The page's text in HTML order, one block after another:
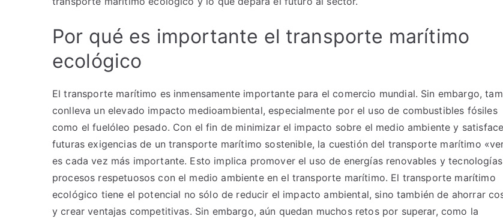
Por qué es importante el transporte marítimo
ecológico
El transporte marítimo es inmensamente importante para el comercio mundial. Sin embargo,
conlleva un elevado impacto medioambiental, especialmente por el uso de combustibles fósiles
como el fuelóleo pesado. Con el fin de minimizar el impacto sobre el medio ambiente y
futuras exigencias de un transporte marítimo sostenible, la cuestión del transporte marítimo
es cada vez más importante. Esto implica promover el uso de energías renovables y
procesos respetuosos con el medio ambiente en el transporte marítimo. El transporte marítimo
ecológico tiene el potencial no sólo de reducir el impacto ambiental, sino también de ahorrar
y crear ventajas competitivas. Sin embargo, aún quedan muchos retos por superar, como la